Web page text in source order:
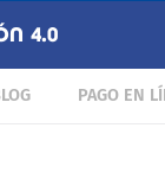
4.0
PAGO EN